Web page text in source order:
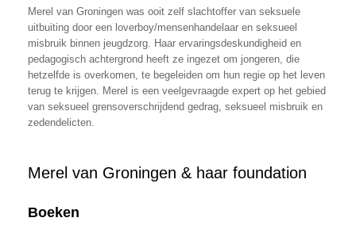
Merel van Groningen was ooit zelf slachtoffer van seksuele
uitbuiting door een loverboy/mensenhandelaar en seksueel
misbruik binnen jeugdzorg. Haar ervaringsdeskundigheid en
pedagogisch achtergrond heeft ze ingezet om jongeren, die
hetzelfde is overkomen, te begeleiden om hun regie op het leven
terug te krijgen. Merel is een veelgevraagde expert op het gebied
van seksueel grensoverschrijdend gedrag, seksueel misbruik en
zedendelicten.
Merel van Groningen & haar foundation
Boeken